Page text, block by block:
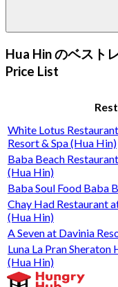
Hua Hin のベスト
Price List
White Lotus
Resort & Spa (Hua Hin)
Baba Beach
(Hua Hin)
Baba Soul Food Baba
Chay Had Restaurant
(Hua Hin)
A Seven at Davinia
Luna La Pran
(Hua Hin)